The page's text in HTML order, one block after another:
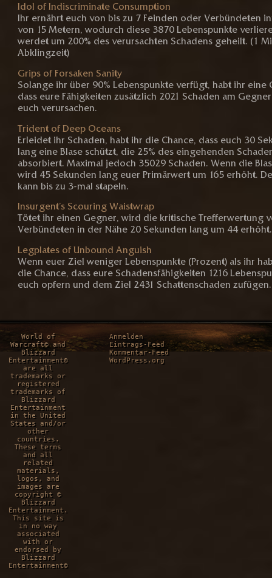
Idol of Indiscriminate Consumption
Ihr ernährt euch von bis zu 7 Feinden oder Verbündeten
von 15 Metern, wodurch diese 3870 Lebenspunkte
werdet um 200% des verursachten Schadens geheilt. (1
Abklingzeit)
Grips of Forsaken Sanity
Solange ihr über 90% Lebenspunkte verfügt, habt ihr eine
dass eure Fähigkeiten zusätzlich 2021 Schaden am
euch verursachen.
Trident of Deep Oceans
Erleidet ihr Schaden, habt ihr die Chance, dass euch 30
lang eine Blase schützt, die 25% des eingehenden
absorbiert. Maximal jedoch 35029 Schaden. Wenn die
wird 45 Sekunden lang euer Primärwert um 165 erhöht.
kann bis zu 3-mal stapeln.
Insurgent’s Scouring Waistwrap
Tötet ihr einen Gegner, wird die kritische Trefferwertung
Verbündeten in der Nähe 20 Sekunden lang um 44 erhöht.
Legplates of Unbound Anguish
Wenn euer Ziel weniger Lebenspunkte (Prozent) als ihr
die Chance, dass eure Schadensfähigkeiten 1216
euch opfern und dem Ziel 2431 Schattenschaden zufügen.
World of
Warcraft© and
Blizzard
Entertainment©
are all
trademarks or
registered
trademarks of
Blizzard
Entertainment
in the United
States and/or
other
countries.
These terms
and all
related
materials,
logos, and
images are
copyright ©
Blizzard
Entertainment.
This site is
in no way
associated
with or
endorsed by
Blizzard
Entertainment©
Anmelden
Eintrags-Feed
Kommentar-Feed
WordPress.org